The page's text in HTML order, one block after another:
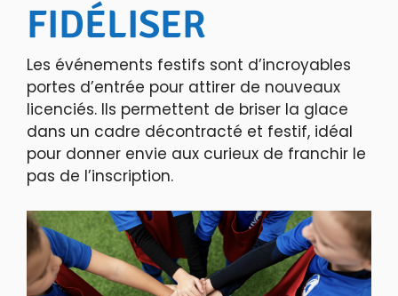
FIDÉLISER
Les événements festifs sont d’incroyables
portes d’entrée pour attirer de nouveaux
licenciés. Ils permettent de briser la glace
dans un cadre décontracté et festif, idéal
pour donner envie aux curieux de franchir le
pas de l’inscription.